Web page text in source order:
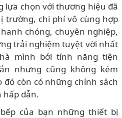
lựa chọn với thương hiệu đã
trường, chi phí vô cùng hợp
chóng, chuyên nghiệp,
trải nghiệm tuyệt vời nhất
mình bởi tính năng tiện
nhưng cũng không kém
còn có những chính sách
hấp dẫn.
của bạn những thiết bị